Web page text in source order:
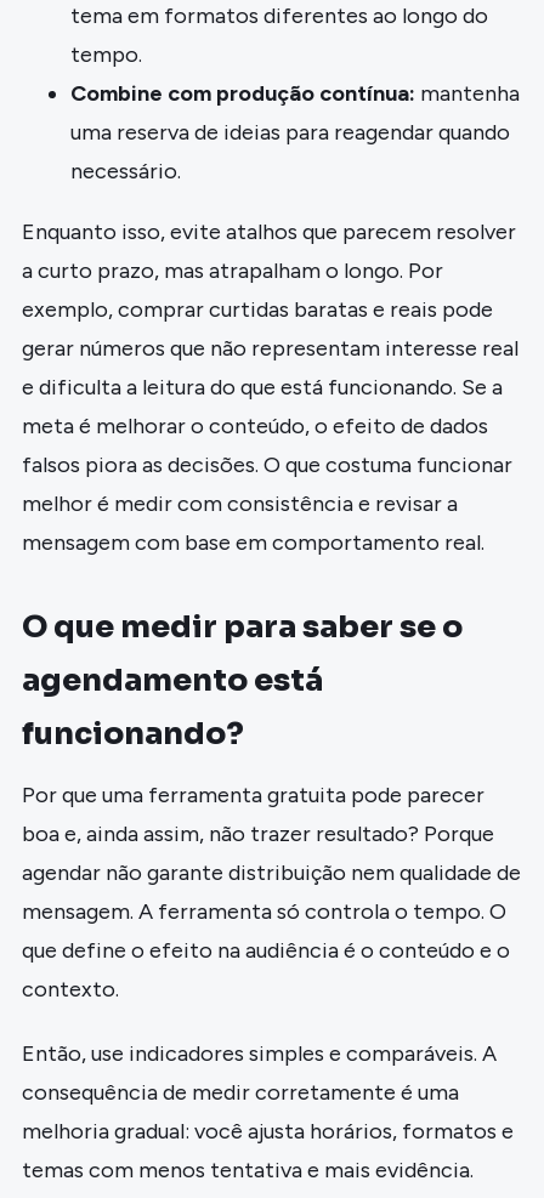
tema em formatos diferentes ao longo do
tempo.
Combine com produção contínua: mantenha
uma reserva de ideias para reagendar quando
necessário.
Enquanto isso, evite atalhos que parecem resolver
a curto prazo, mas atrapalham o longo. Por
exemplo, comprar curtidas baratas e reais pode
gerar números que não representam interesse real
e dificulta a leitura do que está funcionando. Se a
meta é melhorar o conteúdo, o efeito de dados
falsos piora as decisões. O que costuma funcionar
melhor é medir com consistência e revisar a
mensagem com base em comportamento real.
O que medir para saber se o
agendamento está
funcionando?
Por que uma ferramenta gratuita pode parecer
boa e, ainda assim, não trazer resultado? Porque
agendar não garante distribuição nem qualidade de
mensagem. A ferramenta só controla o tempo. O
que define o efeito na audiência é o conteúdo e o
contexto.
Então, use indicadores simples e comparáveis. A
consequência de medir corretamente é uma
melhoria gradual: você ajusta horários, formatos e
temas com menos tentativa e mais evidência.